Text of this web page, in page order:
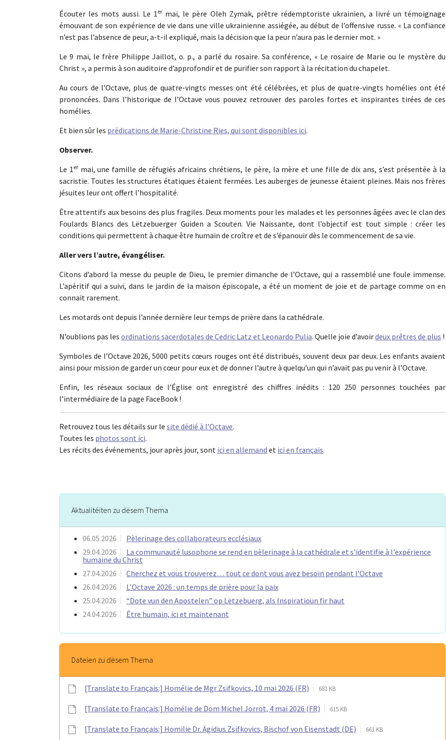
Écouter les mots aussi. Le 1er mai, le père Oleh Zymak, prêtre rédemptoriste ukrainien, a livré un témoignage
émouvant de son expérience de vie dans une ville ukrainienne assiégée, au début de l’offensive russe. « La confiance
n’est pas l’absence de peur, a-t-il expliqué, mais la décision que la peur n’aura pas le dernier mot. »
Le 9 mai, le frère Philippe Jaillot, o. p., a parlé du rosaire. Sa conférence, « Le rosaire de Marie ou le mystère du
Christ », a permis à son auditoire d’approfondir et de purifier son rapport à la récitation du chapelet.
Au cours de l’Octave, plus de quatre-vingts messes ont été célébrées, et plus de quatre-vingts homélies ont été
prononcées. Dans l’historique de l’Octave vous pouvez retrouver des paroles fortes et inspirantes tirées de ces
homélies.
Et bien sûr les prédications de Marie-Christine Ries, qui sont disponibles ici.
Observer.
Le 1ermai, une famille de réfugiés africains chrétiens, le père, la mère et une fille de dix ans, s’est présentée à la
sacristie. Toutes les structures étatiques étaient fermées. Les auberges de jeunesse étaient pleines. Mais nos frères
jésuites leur ont offert l’hospitalité.
Être attentifs aux besoins des plus fragiles. Deux moments pour les malades et les personnes âgées avec le clan des
Foulards Blancs des Lëtzebuerger Guiden a Scouten. Vie Naissante, dont l’objectif est tout simple : créer les
conditions qui permettent à chaque être humain de croître et de s’épanouir dès le commencement de sa vie.
Aller vers l’autre, évangéliser.
Citons d’abord la messe du peuple de Dieu, le premier dimanche de l’Octave, qui a rassemblé une foule immense.
L’apéritif qui a suivi, dans le jardin de la maison épiscopale, a été un moment de joie et de partage comme on en
connait rarement.
Les motards ont depuis l’année dernière leur temps de prière dans la cathédrale.
N’oublions pas les ordinations sacerdotales de Cedric Latz et Leonardo Pulia. Quelle joie d’avoirdeux prêtres de plus !
Symboles de l’Octave 2026, 5000 petits cœurs rouges ont été distribués, souvent deux par deux. Les enfants avaient
ainsi pour mission de garder un cœur pour eux et de donner l’autre à quelqu’un qui n’avait pas pu venir à l’Octave.
Enfin, les réseaux sociaux de l’Église ont enregistré des chiffres inédits : 120 250 personnes touchées par
l’intermédiaire de la page FaceBook !
Retrouvez tous les détails sur le site dédié à l’Octave.
Toutes les photos sont ici.
Les récits des événements, jour après jour, sont ici en allemand et ici en français.
Aktualitéiten zu dësem Thema
06.05.2026
Pèlerinage des collaborateurs ecclésiaux
29.04.2026
La communauté lusophone se rend en pèlerinage à la cathédrale et s'identifie à l'expérience
humaine du Christ
27.04.2026
Cherchez et vous trouverez… tout ce dont vous avez besoin pendant l’Octave
26.04.2026
L’Octave 2026 : un temps de prière pour la paix
25.04.2026
“Dote vun den Apostelen” op Lëtzebuerg, als Inspiratioun fir haut
24.04.2026
Être humain, ici et maintenant
Dateien zu dësem Thema
[Translate to Français:] Homélie de Mgr Zsifkovics, 10 mai 2026 (FR) 681 KB
[Translate to Français:] Homélie de Dom Michel Jorrot, 4 mai 2026 (FR) 615 KB
[Translate to Français:] Homilie Dr. Ägidius Zsifkovics, Bischof von Eisenstadt (DE) 661 KB